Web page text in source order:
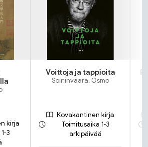
kirja
3
Voittoja ja tappioita
Soininvaara, Osmo
Kovakantinen kirja
Toimitusaika 1-3
arkipäivää